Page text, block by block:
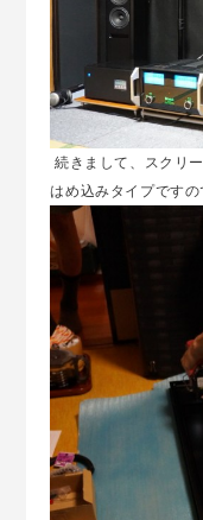
続きまして、スクリ
はめ込みタイプですの